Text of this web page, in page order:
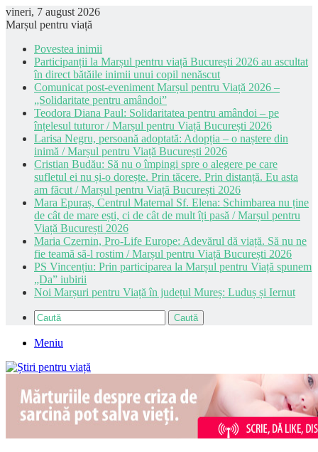
vineri, 7 august 2026
Marșul pentru viață
Povestea inimii
Participanții la Marșul pentru viață București 2026 au ascultat
în direct bătăile inimii unui copil nenăscut
Comunicat post-eveniment Marșul pentru Viață 2026 –
„Solidaritate pentru amândoi”
Teodora Diana Paul: Solidaritatea pentru amândoi – pe
înțelesul tuturor / Marșul pentru Viață București 2026
Larisa Negru, persoană adoptată: Adopția – o naștere din
inimă / Marșul pentru Viață București 2026
Cristian Budău: Să nu o împingi spre o alegere pe care
sufletul ei nu și-o dorește. Prin tăcere. Prin distanță. Eu asta
am făcut / Marșul pentru Viață București 2026
Mara Epuraș, Centrul Maternal Sf. Elena: Schimbarea nu ține
de cât de mare ești, ci de cât de mult îți pasă / Marșul pentru
Viață București 2026
Maria Czernin, Pro-Life Europe: Adevărul dă viață. Să nu ne
fie teamă să-l rostim / Marșul pentru Viață București 2026
PS Vincențiu: Prin participarea la Marșul pentru Viață spunem
„Da” iubirii
Noi Marșuri pentru Viață în județul Mureș: Luduș și Iernut
Caută
Meniu